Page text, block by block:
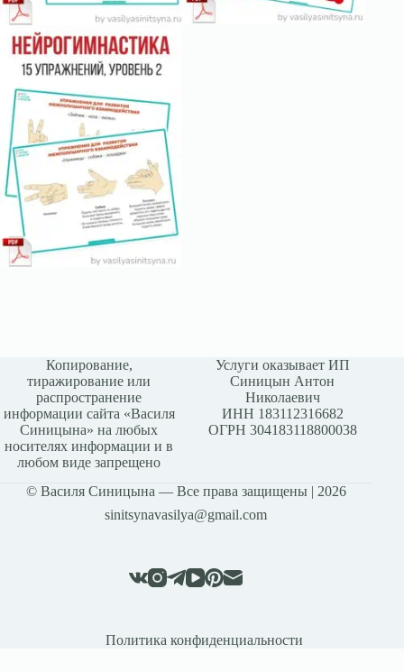
Копирование,
тиражирование или
распространение
информации сайта «Василя
Синицына» на любых
носителях информации и в
любом виде запрещено
Услуги оказывает ИП
Синицын Антон
Николаевич
ИНН 183112316682
ОГРН 304183118800038
© Василя Синицына — Все права защищены | 2026
sinitsynavasilya@gmail.com
Политика конфиденциальности